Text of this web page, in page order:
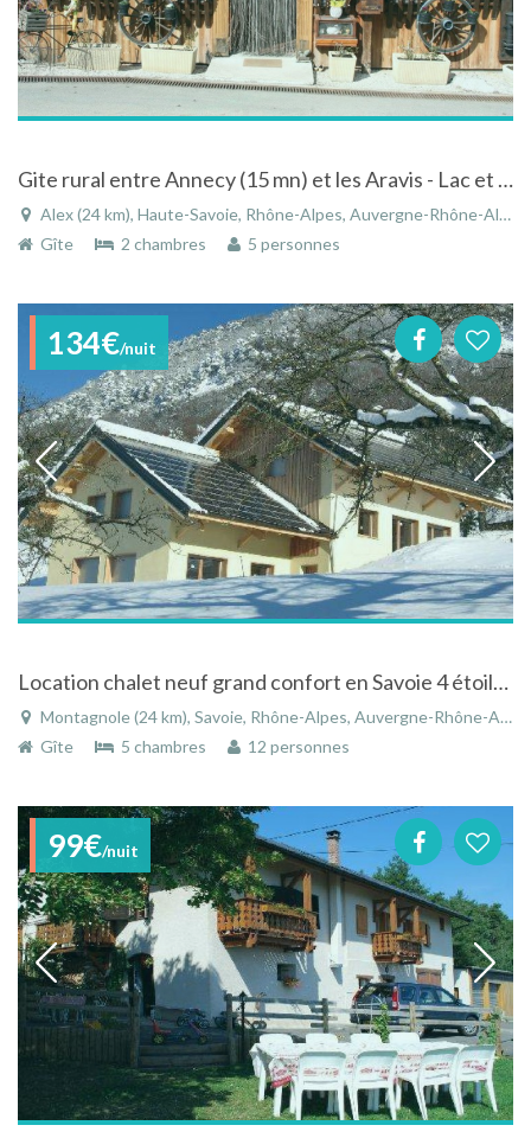
Gite rural entre Annecy (15 mn) et les Aravis - Lac et Montagne
Alex (24 km), Haute-Savoie, Rhône-Alpes, Auvergne-Rhône-Alpes, France
Gîte
2 chambres 5 personnes
134€/nuit
Location chalet neuf grand confort en Savoie 4 étoiles
Montagnole (24 km), Savoie, Rhône-Alpes, Auvergne-Rhône-Alpes, France
Gîte
5 chambres 12 personnes
99€/nuit